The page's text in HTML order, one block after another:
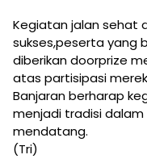
Kegiatan jalan sehat
sukses,peserta yang
diberikan doorprize
atas partisipasi
Banjaran berharap
menjadi tradisi dalam
mendatang.
(Tri)